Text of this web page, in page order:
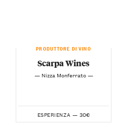
PRODUTTORE DI VINO
Scarpa Wines
— Nizza Monferrato —
ESPERIENZA — 30€